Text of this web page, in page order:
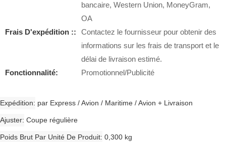
bancaire, Western Union, MoneyGram,
OA
Frais D'expédition ::
Contactez le fournisseur pour obtenir des
informations sur les frais de transport et le
délai de livraison estimé.
Fonctionnalité:
Promotionnel/Publicité
Expédition par Express / Avion / Maritime / Avion + Livraison
Ajuster Coupe régulière
Poids Brut Par Unité De Produit 0,300 kg